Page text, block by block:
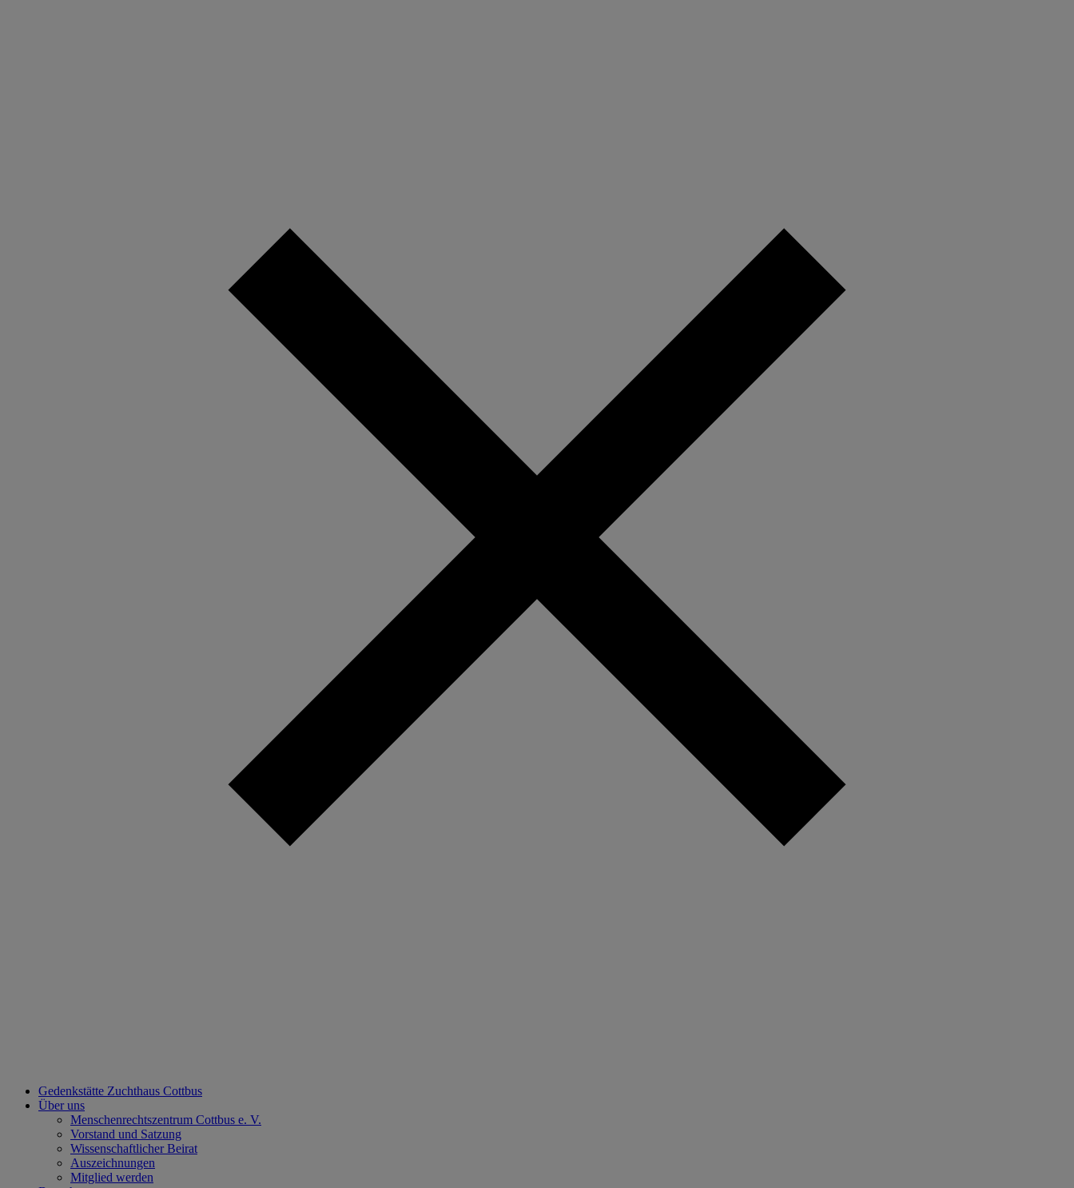
Gedenkstätte Zuchthaus Cottbus
Über uns
Menschenrechtszentrum Cottbus e. V.
Vorstand und Satzung
Wissenschaftlicher Beirat
Auszeichnungen
Mitglied werden